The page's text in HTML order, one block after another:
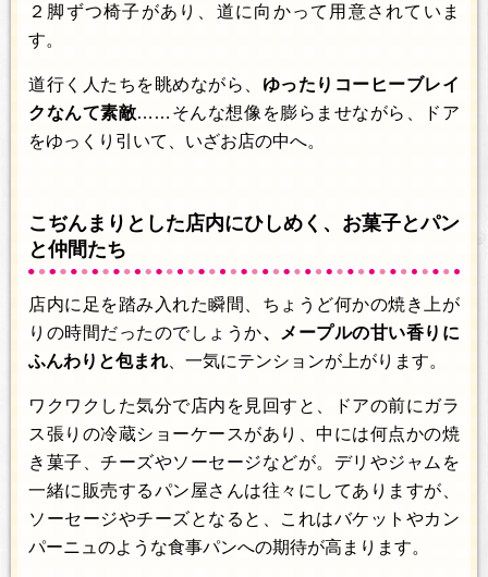
２脚ずつ椅子があり、道に向かって用意されていま
す。
道行く人たちを眺めながら、 ゆったりコーヒーブレイ
クなんて素敵……そんな想像を膨らませながら、ドア
をゆっくり引いて、いざお店の中へ。
こぢんまりとした店内にひしめく、お菓子とパン
と仲間たち
店内に足を踏み入れた瞬間、ちょうど何かの焼き上が
りの時間だったのでしょうか、メープルの甘い香りに
ふんわりと包まれ、一気にテンションが上がります。
ワクワクした気分で店内を見回すと、ドアの前にガラ
ス張りの冷蔵ショーケースがあり、中には何点かの焼
き菓子、チーズやソーセージなどが。デリやジャムを
一緒に販売するパン屋さんは往々にしてありますが、
ソーセージやチーズとなると、これはバケットやカン
パーニュのような食事パンへの期待が高まります。